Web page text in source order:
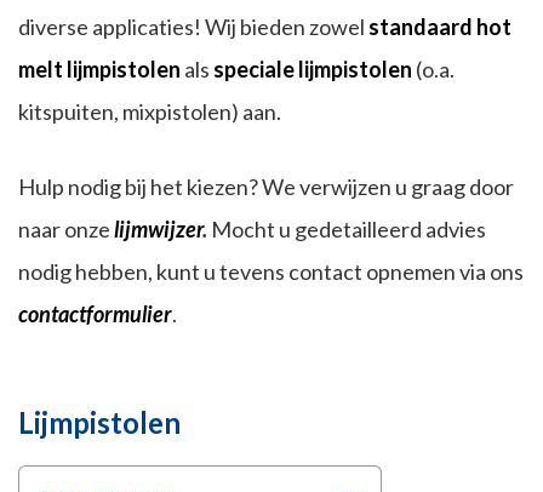
diverse applicaties! Wij bieden zowel standaard hot
melt lijmpistolen als speciale lijmpistolen (o.a.
kitspuiten, mixpistolen) aan.
Hulp nodig bij het kiezen? We verwijzen u graag door
naar onzelijmwijzer. Mocht u gedetailleerd advies
nodig hebben, kunt u tevens contact opnemen via ons
contactformulier.
Lijmpistolen